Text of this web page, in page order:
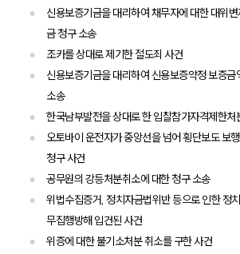
신용보증기금을 대리하여 채무자에 대한 대위
금 청구 소송
조카를 상대로 제기한 절도죄 사건
신용보증기금을 대리하여 신용보증약정 보증금
소송
한국남부발전을 상대로 한 입찰참가자격제한처
오토바이 운전자가 중앙선을 넘어 횡단보도 보
청구 사건
공무원의 강등처분취소에 대한 청구 소송
위법수집증거, 정치자금법위반 등으로 인한 정
무집행방해 입건된 사건
위증에 대한 불기소처분 취소를 구한 사건